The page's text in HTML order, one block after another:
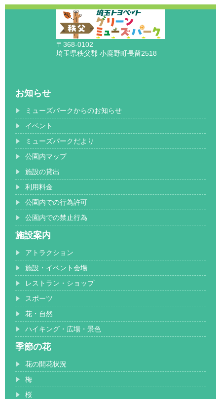
〒368-0102
埼玉県秩父郡 小鹿野町長留2518
お知らせ
ミューズパークからのお知らせ
イベント
ミューズパークだより
公園内マップ
施設の貸出
利用料金
公園内での行為許可
公園内での禁止行為
施設案内
アトラクション
施設・イベント会場
レストラン・ショップ
スポーツ
花・自然
ハイキング・広場・景色
季節の花
花の開花状況
梅
桜